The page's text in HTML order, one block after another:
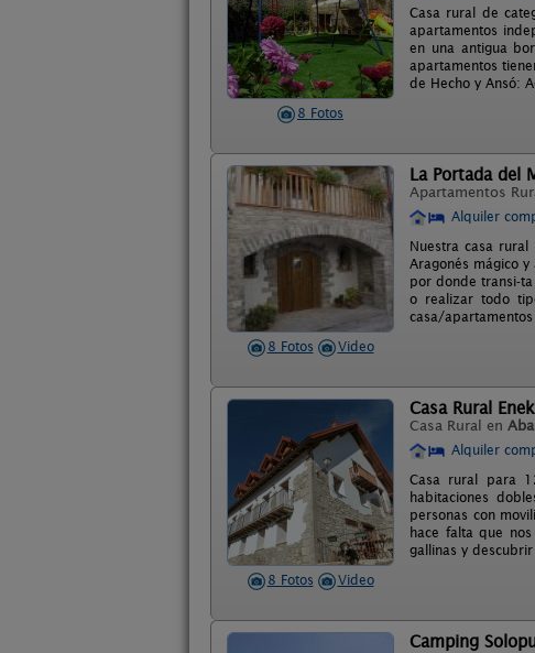
8 Fotos
Casa rural de
apartamentos
en una antigua
apartamentos
de Hecho y Ansó:
8 Fotos Video
La Portada del
Apartamentos
Alquiler
Nuestra casa
Aragonés mágico
por donde transi-
o realizar todo
casa/
8 Fotos Video
Casa Rural
Casa Rural en
Alquiler
Casa rural para
habitaciones
personas con
hace falta que
gallinas y
Camping